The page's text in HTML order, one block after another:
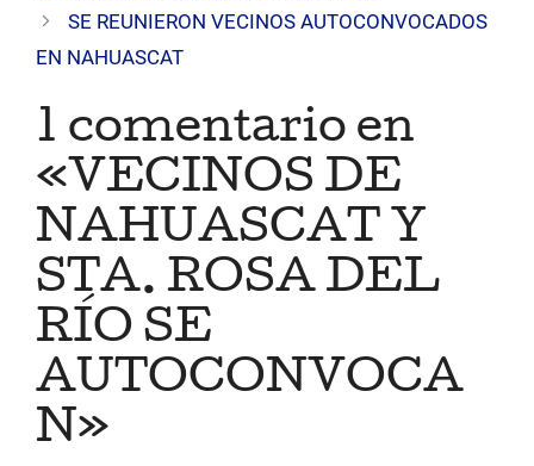
SE REUNIERON VECINOS AUTOCONVOCADOS
EN NAHUASCAT
1 comentario en
«VECINOS DE
NAHUASCAT Y
STA. ROSA DEL
RÍO SE
AUTOCONVOCA
N»